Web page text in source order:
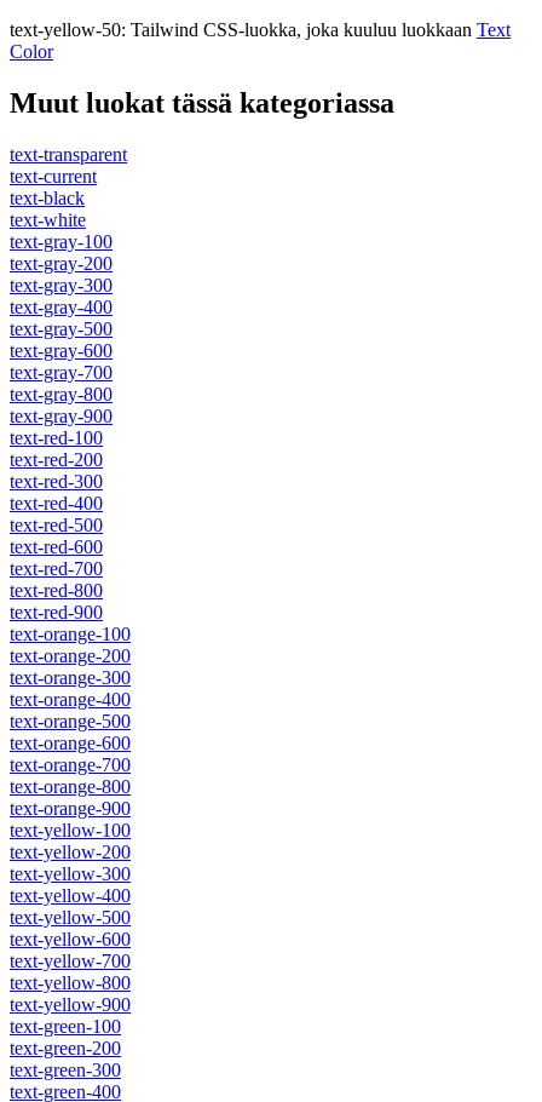
text-yellow-50: Tailwind CSS-luokka, joka kuuluu luokkaan Text
Color
Muut luokat tässä kategoriassa
text-transparent
text-current
text-black
text-white
text-gray-100
text-gray-200
text-gray-300
text-gray-400
text-gray-500
text-gray-600
text-gray-700
text-gray-800
text-gray-900
text-red-100
text-red-200
text-red-300
text-red-400
text-red-500
text-red-600
text-red-700
text-red-800
text-red-900
text-orange-100
text-orange-200
text-orange-300
text-orange-400
text-orange-500
text-orange-600
text-orange-700
text-orange-800
text-orange-900
text-yellow-100
text-yellow-200
text-yellow-300
text-yellow-400
text-yellow-500
text-yellow-600
text-yellow-700
text-yellow-800
text-yellow-900
text-green-100
text-green-200
text-green-300
text-green-400